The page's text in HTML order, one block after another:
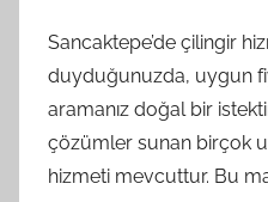
Sancaktepe’de çilingir
duyduğunuzda, uygun
aramanız doğal bir
çözümler sunan birçok
hizmeti mevcuttur. Bu